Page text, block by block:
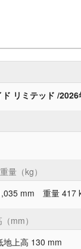
リミテッド /
量（kg）
mm 重量 417
mm）
地上高 130 mm